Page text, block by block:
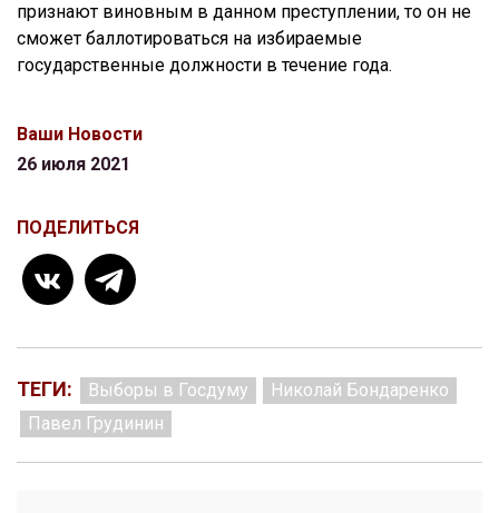
признают виновным в данном преступлении, то он не
сможет баллотироваться на избираемые
государственные должности в течение года.
Ваши Новости
26 июля 2021
ПОДЕЛИТЬСЯ
ТЕГИ: Выборы в Госдуму
Николай Бондаренко
Павел Грудинин